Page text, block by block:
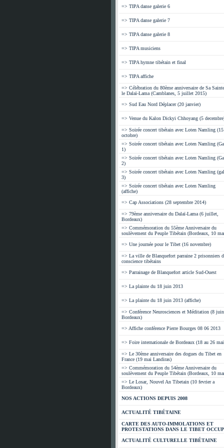
=> TIPA danse galerie 6
=> TIPA danse galerie 7
=> TIPA danse galerie 8
=> TIPA musiciens
=> TIPA hymne tibétain et final
=> TIPA affiche
=> Célébration du 80ème anniversaire de Sa
le Dalaï-Lama (Camblanes, 5 juillet 2015)
=> Sud Eau Nord Déplacer (20 janvier)
=> Venue du Kalon Dickyi Chhoyang (5
=> Soirée concert tibétain avec Loten Namling (15
octobre)
=> Soirée concert tibétain avec Loten Namling
1)
=> Soirée concert tibétain avec Loten Namling
2)
=> Soirée concert tibétain avec Loten Namling
3)
=> Soirée concert tibétain avec Loten Namling
(affiche)
=> Cap Associations (28 septembre 2014)
=> 79ème anniversaire du Dalaï-Lama (6 juillet,
Bordeaux)
=> Commémoration du 55ème Anniversaire du
soulèvement du Peuple Tibétain (Bordeaux, 10
=> Une journée pour le Tibet (16 novembre)
=> La ville de Blanquefort parraine 2 prisonniers
conscience tibétains
=> Parrainage de Blanquefort article Sud-Ouest
=> La plainte du 18 juin 2013
=> La plainte du 18 juin 2013 (affiche)
=> Conférence Neurosciences et Méditation (8 juin
Bordeaux)
=> Affiche conférence Pierre Bourges 08 06 2013
=> Foire internationale de Bordeaux (18 au 26
=> Le 30ème anniversaire des dogues du Tibet en
France (19 mai Landiras)
=> Commémoration du 54ème Anniversaire du
soulèvement du Peuple Tibétain (Bordeaux, 10
=> Le Losar, Nouvel An Tibetain (10 fevrier a
Bordeaux)
NOS ACTIONS DEPUIS 2008
ACTUALITÉ TIBÉTAINE
CARTE DES AUTO-IMMOLATIONS ET
PROTESTATIONS DANS LE TIBET
ACTUALITÉ CULTURELLE TIBÉTAINE